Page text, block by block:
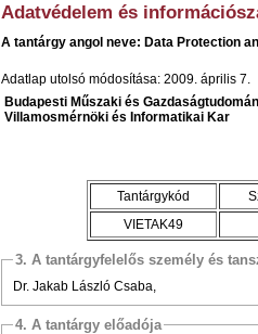
Adatvédelem és
A tantárgy angol neve: Data Protection
Adatlap utolsó módosítása: 2009. április 7.
Budapesti Műszaki és
Villamosmérnöki és Informatikai Kar
Tantárgykód
VIETAK49
3. A tantárgyfelelős személy és
Dr. Jakab László Csaba,
4. A tantárgy előadója